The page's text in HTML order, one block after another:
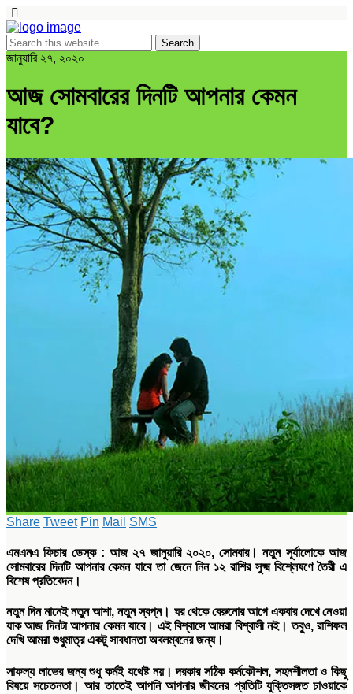
জানুয়ারি ২৭, ২০২০
আজ সোমবারের দিনটি আপনার কেমন
যাবে?
Share Tweet Pin Mail SMS
এমএনএ ফিচার ডেস্ক: আজ ২৭ জানুয়ারি ২০২০, সোমবার। নতুন সূর্যালোকে আজ
সোমবারের দিনটি আপনার কেমন যাবে তা জেনে নিন ১২ রাশির সুক্ষ্ম বিশ্লেষণে তৈরী এ
বিশেষ প্রতিবেদন।
নতুন দিন মানেই নতুন আশা,নতুন স্বপ্ন। ঘর থেকে বেরুনোর আগে একবার দেখে নেওয়া
যাক আজ দিনটা আপনার কেমন যাবে। এই বিশ্বাসে আমরা বিশ্বাসী নই। তবুও,রাশিফল
দেখি আমরা শুধুমাত্র একটু সাবধানতা অবলম্বনের জন্য।
সাফল্য লাভের জন্য শুধু কর্মই যথেষ্ট নয়। দরকার সঠিক কর্মকৌশল, সহনশীলতা ও কিছু
বিষয়ে সচেতনতা। আর তাতেই আপনি আপনার জীবনের প্রতিটি যুক্তিসঙ্গত চাওয়াকে